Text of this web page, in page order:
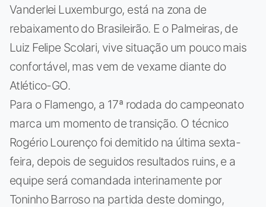
Vanderlei Luxemburgo, está na zona de
rebaixamento do Brasileirão. E o Palmeiras, de
Luiz Felipe Scolari, vive situação um pouco mais
confortável, mas vem de vexame diante do
Atlético-GO.
Para o Flamengo, a 17ª rodada do campeonato
marca um momento de transição. O técnico
Rogério Lourenço foi demitido na última sexta-
feira, depois de seguidos resultados ruins, e a
equipe será comandada interinamente por
Toninho Barroso na partida deste domingo,